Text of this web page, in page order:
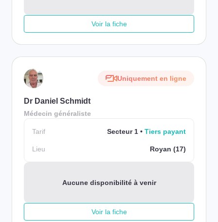
Voir la fiche
Uniquement en ligne
Dr Daniel Schmidt
Médecin généraliste
Tarif Secteur 1 Tiers payant
Lieu Royan (17)
Aucune disponibilité à venir
Voir la fiche